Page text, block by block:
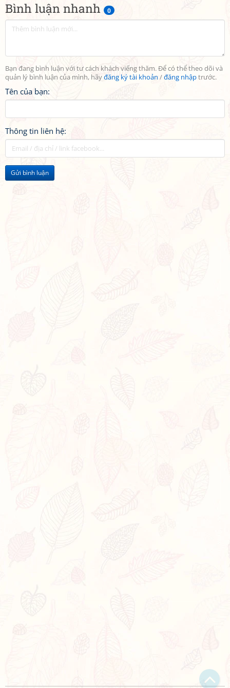
Bình luận nhanh 0
Bạn đang bình luận với tư cách khách viếng thăm. Để có thể theo dõi và
quản lý bình luận của mình, hãyđăng ký tài khoản /đăng nhậptrước.
Tên của bạn:
Thông tin liên hệ:
Gửi bình luận